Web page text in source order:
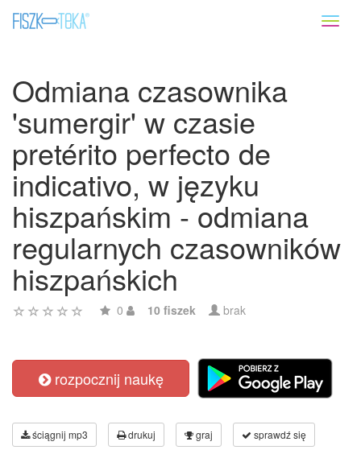
Odmiana czasownika
'sumergir' w czasie
pretérito perfecto de
indicativo, w języku
hiszpańskim - odmiana
regularnych czasowników
hiszpańskich
0 10 fiszek brak
rozpocznij naukę
ściągnij mp3 drukuj graj sprawdź się